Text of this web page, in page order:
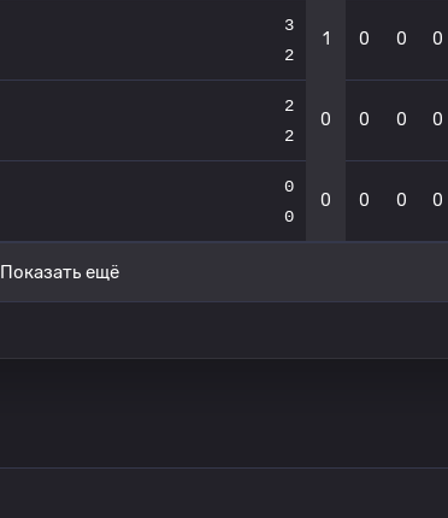
3
2
1 0 0 0
2
2
0 0 0 0
0
0
0 0 0 0
Показать ещё